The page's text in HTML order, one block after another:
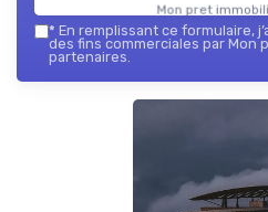
Mon pret
* En remplissant ce formulaire,
des fins commerciales par Mon
partenaires.